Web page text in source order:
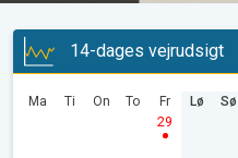
14-dages vejrudsigt
Ma Ti On To Fr
29
Lø Sø